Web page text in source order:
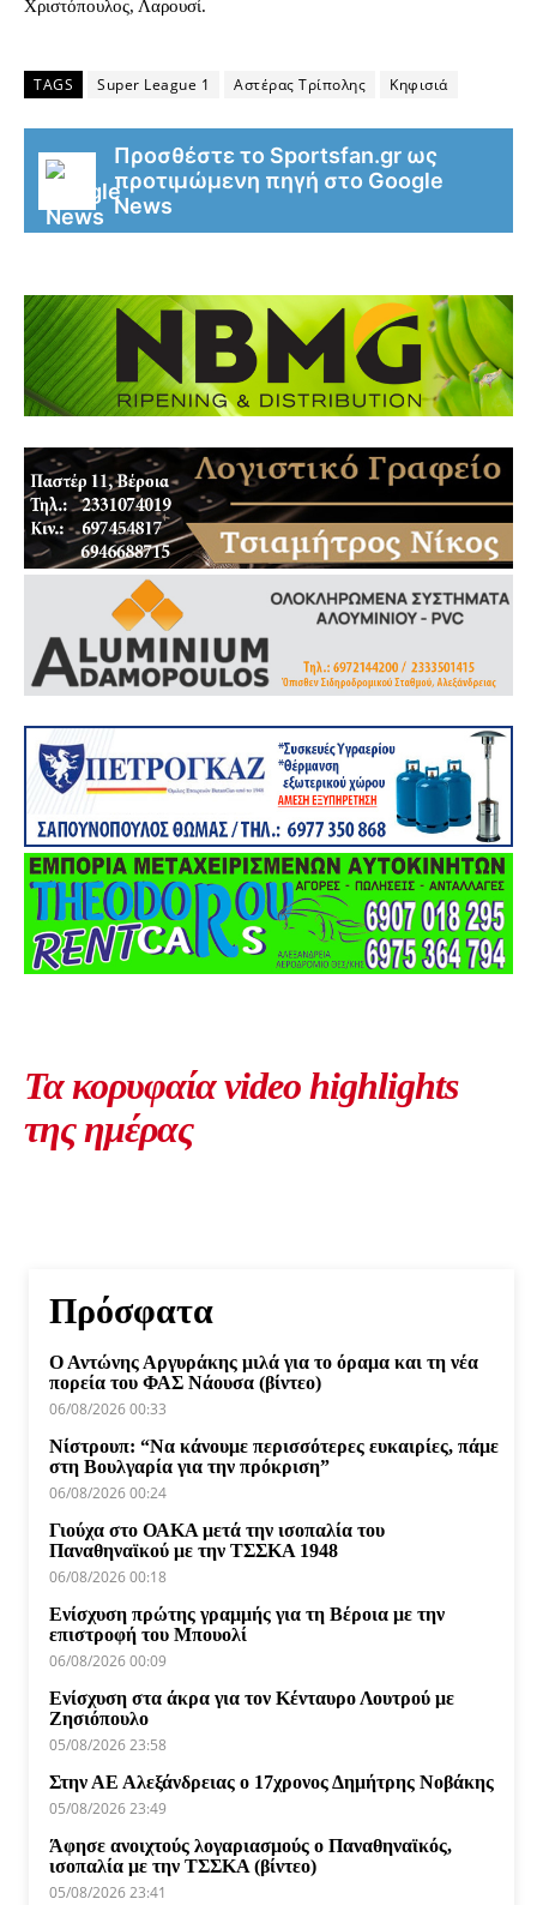
Χριστόπουλος, Λαρουσί.
TAGS Super League 1 Αστέρας Τρίπολης Κηφισιά
Προσθέστε το Sportsfan.gr ως
προτιμώμενη πηγή στο Google
News
Τα κορυφαία video highlights
της ημέρας
Πρόσφατα
Ο Αντώνης Αργυράκης μιλά για το όραμα και τη νέα
πορεία του ΦΑΣ Νάουσα (βίντεο)
06/08/2026 00:33
Νίστρουπ: “Να κάνουμε περισσότερες ευκαιρίες, πάμε
στη Βουλγαρία για την πρόκριση”
06/08/2026 00:24
Γιούχα στο ΟΑΚΑ μετά την ισοπαλία του
Παναθηναϊκού με την ΤΣΣΚΑ 1948
06/08/2026 00:18
Ενίσχυση πρώτης γραμμής για τη Βέροια με την
επιστροφή του Μπουολί
06/08/2026 00:09
Ενίσχυση στα άκρα για τον Κένταυρο Λουτρού με
Ζησιόπουλο
05/08/2026 23:58
Στην ΑΕ Αλεξάνδρειας ο 17χρονος Δημήτρης Νοβάκης
05/08/2026 23:49
Άφησε ανοιχτούς λογαριασμούς ο Παναθηναϊκός,
ισοπαλία με την ΤΣΣΚΑ (βίντεο)
05/08/2026 23:41